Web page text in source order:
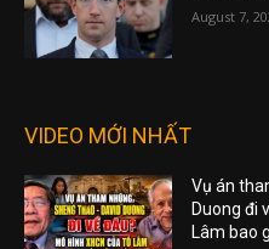
August 7,
VIDEO MỚI NHẤT
Vụ án
Duong đi
Lâm bao